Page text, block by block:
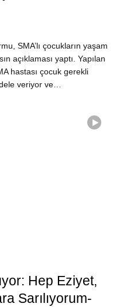
SMA’lı çocukların yaşam
açıklaması yaptı. Yapılan
hastası çocuk gerekli
veriyor ve…
Hep Eziyet,
Sarılıyorum-